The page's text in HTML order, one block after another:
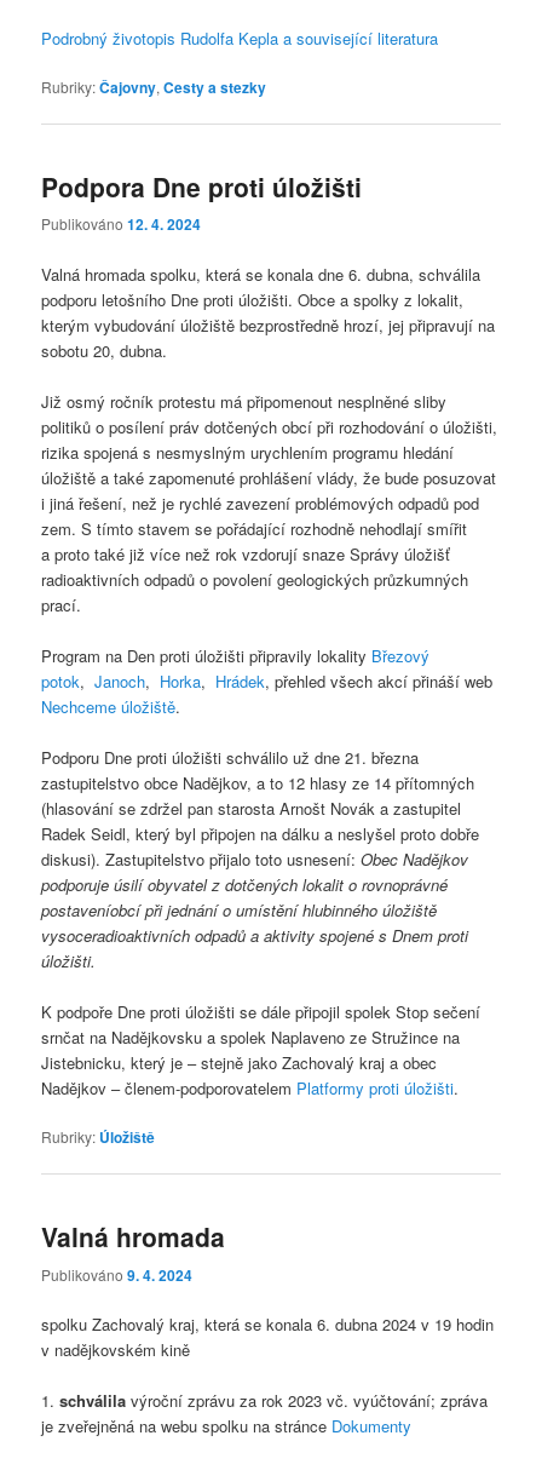
Podrobný životopis Rudolfa Kepla a související literatura
Rubriky:Čajovny,Cesty a stezky
Podpora Dne proti úložišti
Publikováno12. 4. 2024
Valná hromada spolku, která se konala dne 6. dubna, schválila
podporu letošního Dne proti úložišti. Obce a spolky z lokalit,
kterým vybudování úložiště bezprostředně hrozí, jej připravují na
sobotu 20, dubna.
Již osmý ročník protestu má připomenout nesplněné sliby
politiků o posílení práv dotčených obcí při rozhodování o úložišti,
rizika spojená s nesmyslným urychlením programu hledání
úložiště a také zapomenuté prohlášení vlády, že bude posuzovat
i jiná řešení, než je rychlé zavezení problémových odpadů pod
zem. S tímto stavem se pořádající rozhodně nehodlají smířit
a proto také již více než rok vzdorují snaze Správy úložišť
radioaktivních odpadů o povolení geologických průzkumných
prací.
Program na Den proti úložišti připravily lokality Březový
potok,Janoch, Horka, Hrádek, přehled všech akcí přináší web
Nechceme úložiště.
Podporu Dne proti úložišti schválilo už dne 21. března
zastupitelstvo obce Nadějkov, a to 12 hlasy ze 14 přítomných
(hlasování se zdržel pan starosta Arnošt Novák a zastupitel
Radek Seidl, který byl připojen na dálku a neslyšel proto dobře
diskusi). Zastupitelstvo přijalo toto usnesení:Obec Nadějkov
podporuje úsilí obyvatel z dotčených lokalit o rovnoprávné
postaveníobcí při jednání o umístění hlubinného úložiště
vysoceradioaktivních odpadů a aktivity spojené s Dnem proti
úložišti.
K podpoře Dne proti úložišti se dále připojil spolek Stop sečení
srnčat na Nadějkovsku a spolek Naplaveno ze Stružince na
Jistebnicku, který je – stejně jako Zachovalý kraj a obec
Nadějkov – členem-podporovatelem Platformy proti úložišti.
Rubriky: Úložiště
Valná hromada
Publikováno9. 4. 2024
spolku Zachovalý kraj, která se konala 6. dubna 2024 v 19 hodin
v nadějkovském kině
1.schválila výroční zprávu za rok 2023 vč. vyúčtování; zpráva
je zveřejněná na webu spolku na stránce Dokumenty